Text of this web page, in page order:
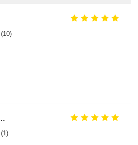
에 황동익입니다.